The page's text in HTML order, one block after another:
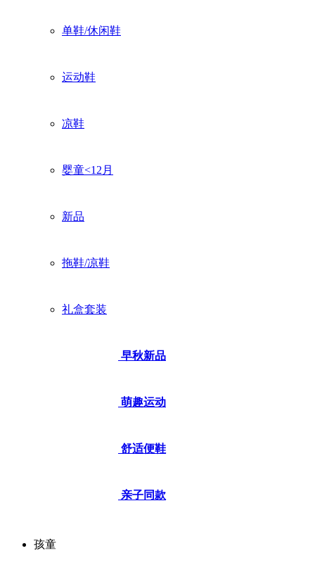
单鞋/休闲鞋
运动鞋
凉鞋
婴童<12月
新品
拖鞋/凉鞋
礼盒套装
早秋新品
萌趣运动
舒适便鞋
亲子同款
孩童